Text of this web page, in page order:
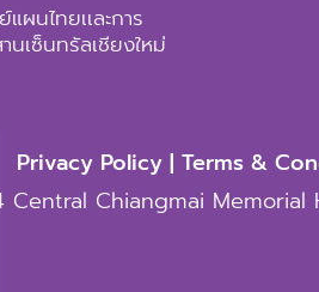
ผนไทยเเละการ
เซ็นทรัลเชียงใหม่
Privacy Policy | Terms &
Chiangmai Memorial